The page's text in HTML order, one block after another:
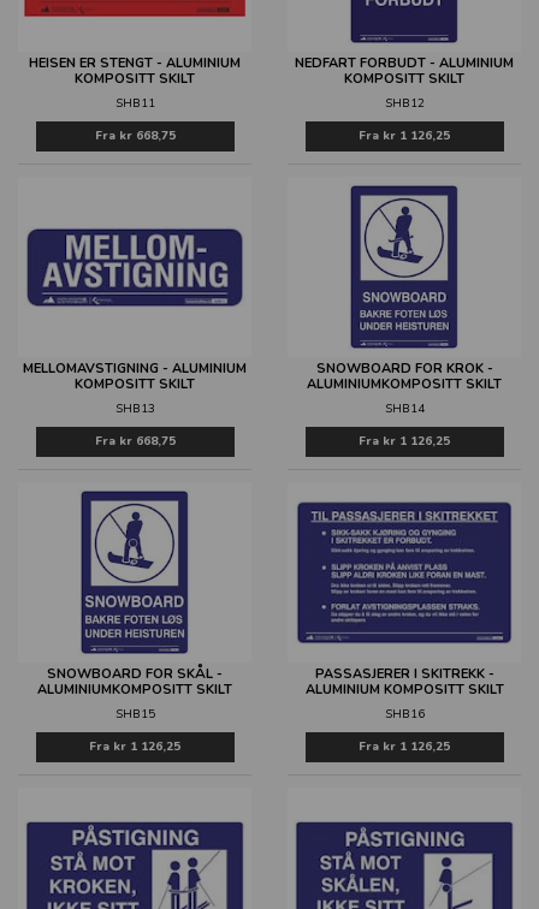
HEISEN ER STENGT - ALUMINIUM
KOMPOSITT SKILT
SHB11
Fra kr 668,75
NEDFART FORBUDT - ALUMINIUM
KOMPOSITT SKILT
SHB12
Fra kr 1 126,25
MELLOMAVSTIGNING - ALUMINIUM
KOMPOSITT SKILT
SHB13
Fra kr 668,75
SNOWBOARD FOR KROK -
ALUMINIUMKOMPOSITT SKILT
SHB14
Fra kr 1 126,25
SNOWBOARD FOR SKÅL -
ALUMINIUMKOMPOSITT SKILT
SHB15
Fra kr 1 126,25
PASSASJERER I SKITREKK -
ALUMINIUM KOMPOSITT SKILT
SHB16
Fra kr 1 126,25